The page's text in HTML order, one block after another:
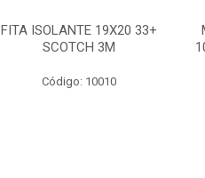
FITA ISOLANTE 19X20 33+
SCOTCH 3M
Código: 10010